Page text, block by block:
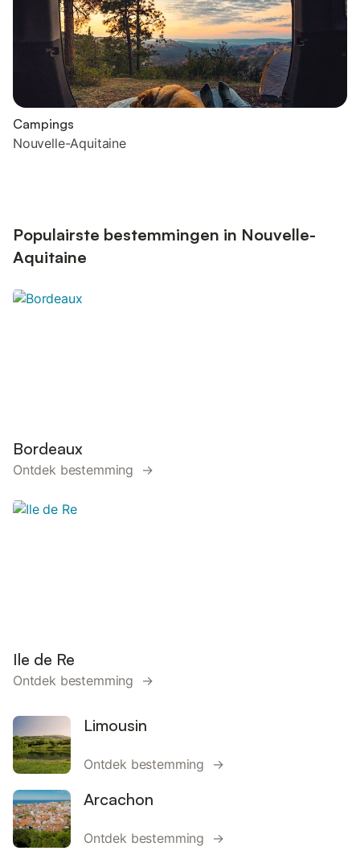
Campings
Nouvelle-Aquitaine
Populairste bestemmingen in Nouvelle-
Aquitaine
Bordeaux
Ontdek bestemming →
Ile de Re
Ontdek bestemming →
Limousin
Ontdek bestemming →
Arcachon
Ontdek bestemming →